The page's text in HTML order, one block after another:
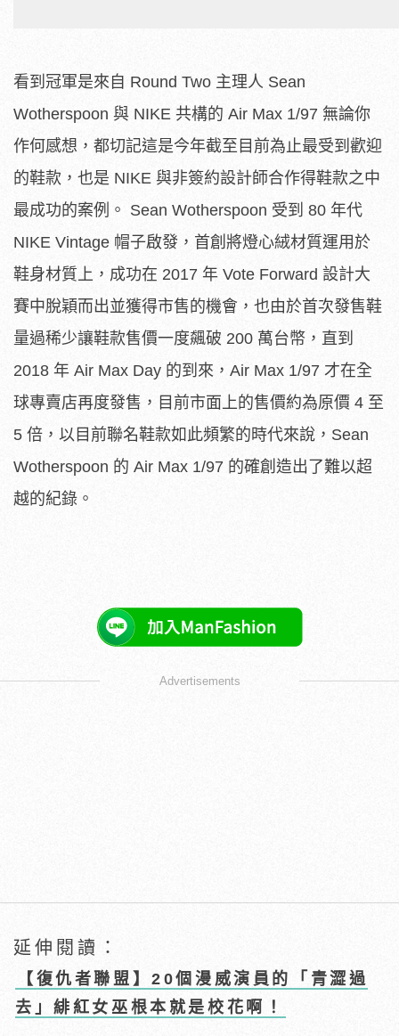
看到冠軍是來自 Round Two 主理人 Sean
Wotherspoon 與 NIKE 共構的 Air Max 1/97 無論你
作何感想，都切記這是今年截至目前為止最受到歡迎
的鞋款，也是 NIKE 與非簽約設計師合作得鞋款之中
最成功的案例。 Sean Wotherspoon 受到 80 年代
NIKE Vintage 帽子啟發，首創將燈心絨材質運用於
鞋身材質上，成功在 2017 年 Vote Forward 設計大
賽中脫穎而出並獲得市售的機會，也由於首次發售鞋
量過稀少讓鞋款售價一度飆破 200 萬台幣，直到
2018 年 Air Max Day 的到來，Air Max 1/97 才在全
球專賣店再度發售，目前市面上的售價約為原價 4 至
5 倍，以目前聯名鞋款如此頻繁的時代來說，Sean
Wotherspoon 的 Air Max 1/97 的確創造出了難以超
越的紀錄。
Advertisements
延伸閱讀：
【復仇者聯盟】20個漫威演員的「青澀過
去」緋紅女巫根本就是校花啊！